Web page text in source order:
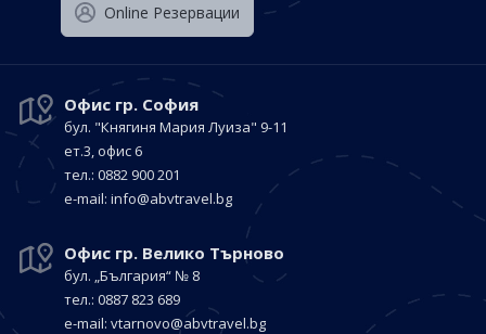
Оnline Резервации
Офис гр. София
бул. "Княгиня Мария Луиза" 9-11
ет.3, офис 6
тел.: 0882 900 201
е-mail: info@abvtravel.bg
Офис гр. Велико Търново
бул. „България“ № 8
тел.: 0887 823 689
е-mail: vtarnovo@abvtravel.bg